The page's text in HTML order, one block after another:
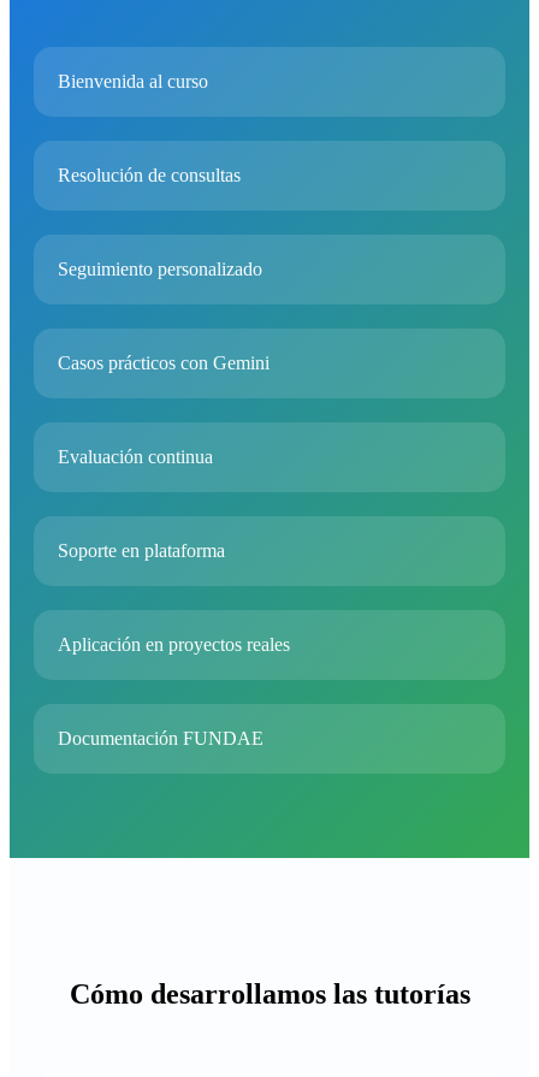
Bienvenida al curso
Resolución de consultas
Seguimiento personalizado
Casos prácticos con Gemini
Evaluación continua
Soporte en plataforma
Aplicación en proyectos reales
Documentación FUNDAE
Cómo desarrollamos las tutorías